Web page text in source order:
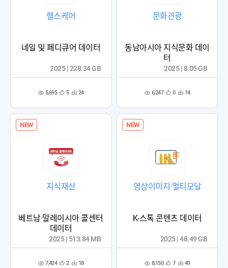
헬스케어
네일 및 페디큐어 데이터
조 5,695 관
록
5 다 24
2025 | 228.34 GB
문화관광
동남아시아 지식문화 데이
터
조 6,247 관
록
0 다 14
2025 | 8.05 GB
NEW
지식재산
베트남·말레이시아 콜센터
데이터
조 7,424 관 2 다 18
2025 | 513.84 MB
NEW
영상이미지·멀티모달
K-스톡 콘텐츠 데이터
조 8,150 관 7 다 49
2025 | 48.49 GB